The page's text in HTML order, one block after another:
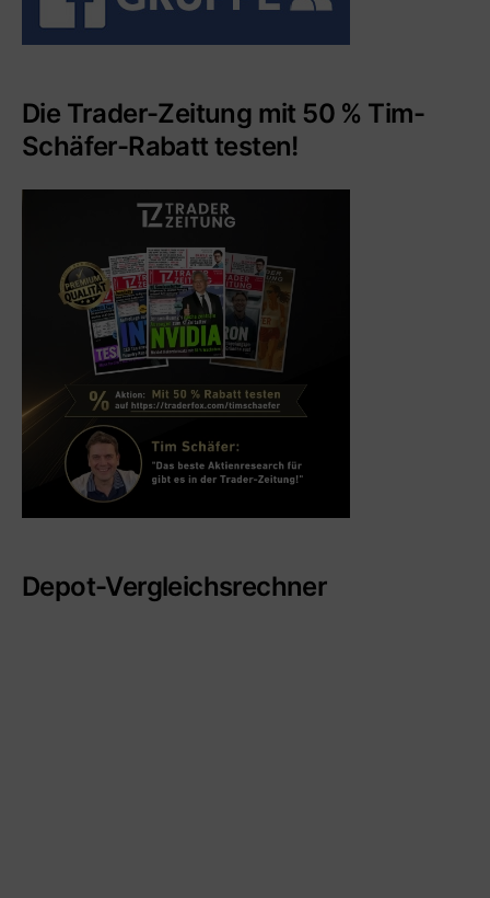
Die Trader-Zeitung mit 50 % Tim-
Schäfer-Rabatt testen!
Depot-Vergleichsrechner